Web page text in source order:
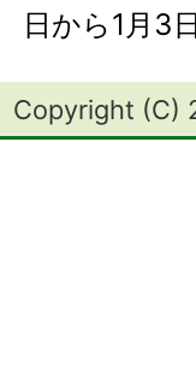
日から1月3
Copyright (C)